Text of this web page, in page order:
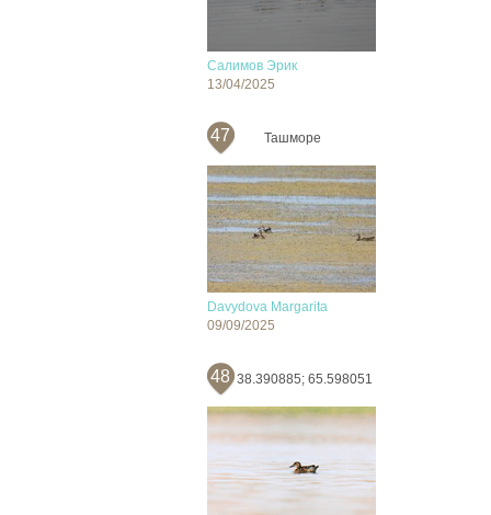
Салимов Эрик
13/04/2025
47 Ташморе
Davydova Margarita
09/09/2025
48 38.390885; 65.598051